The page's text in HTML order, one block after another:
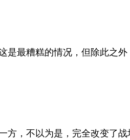
是最糟糕的情况，但除此之外
，不以为是，完全改变了战